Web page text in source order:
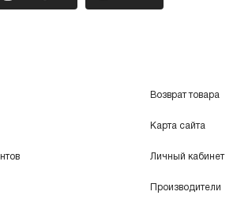
Возврат товара
Карта сайта
Личный кабинет
Производители